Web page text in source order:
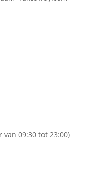
van 09:30 tot 23:00)